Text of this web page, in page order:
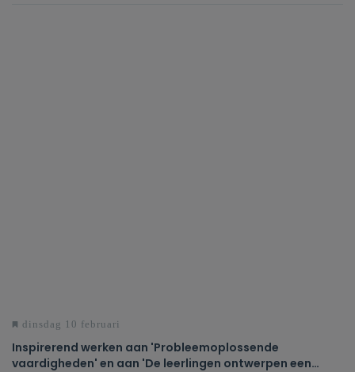
dinsdag 10 februari
Inspirerend werken aan 'Probleemoplossende
vaardigheden' en aan 'De leerlingen ontwerpen een